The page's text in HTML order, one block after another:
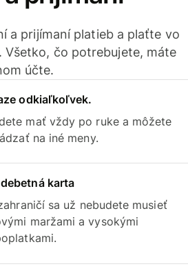
a prijímaní platieb a plaťte vo
Všetko, čo potrebujete, máte
účte.
odkiaľkoľvek.
mať vždy po ruke a môžete
na iné meny.
karta
sa už nebudete musieť
maržami a vysokými